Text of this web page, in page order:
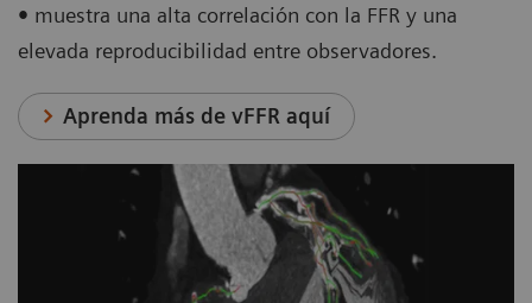
• muestra una alta correlación con la FFR y una
elevada reproducibilidad entre observadores.
Aprenda más de vFFR aquí